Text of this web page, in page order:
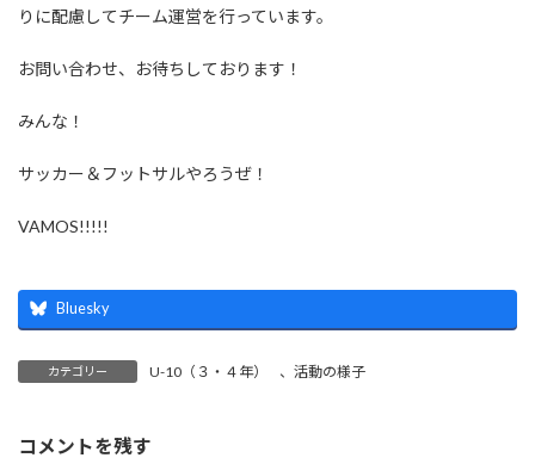
りに配慮してチーム運営を行っています。
お問い合わせ、お待ちしております！
みんな！
サッカー＆フットサルやろうぜ！
VAMOS!!!!!
Bluesky
カテゴリー U-10（３・４年） 、 活動の様子
コメントを残す